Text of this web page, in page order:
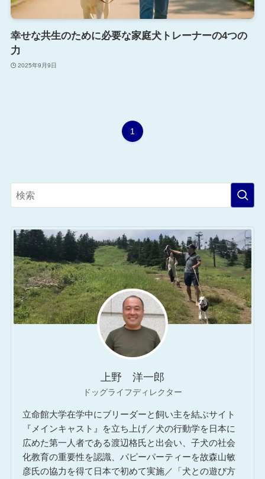
幸せな共生のために必要な家庭犬トレーナーの4つの
力
2025年9月9日
1
上野 洋一郎
ドッグライフディレクター
立命館大学在学中にブリーダーと飼い主を結ぶサイト
『メインキャスト』を立ち上げ／犬の行動学を日本に
広めた第一人者である渡辺格氏と出会い、子犬の社会
化教育の重要性を認識、パピーパーティーを故森山敏
彦氏の協力を得て日本で初めて実施／「犬との遊び方